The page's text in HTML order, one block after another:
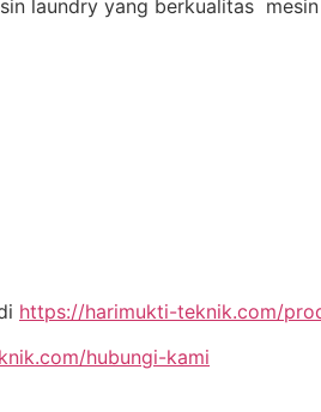
laundry yang berkualitas
https://harimukti-teknik.com/
hubungi-kami